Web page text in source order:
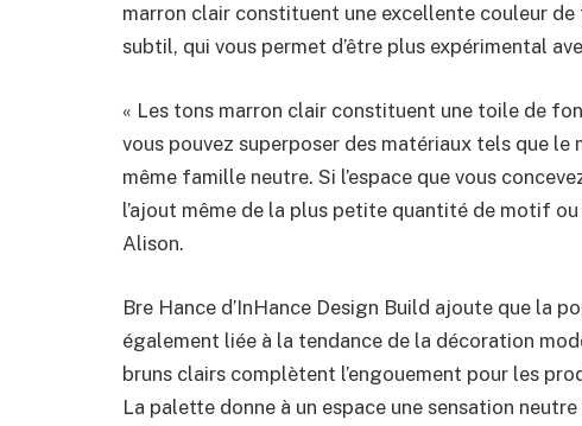
marron clair constituent une excellente couleur
subtil, qui vous permet d’être plus expérimental
« Les tons marron clair constituent une toile de
vous pouvez superposer des matériaux tels que
même famille neutre. Si l’espace que vous
l’ajout même de la plus petite quantité de motif
Alison.
Bre Hance d’InHance Design Build ajoute que la
également liée à la tendance de la décoration
bruns clairs complètent l’engouement pour les
La palette donne à un espace une sensation